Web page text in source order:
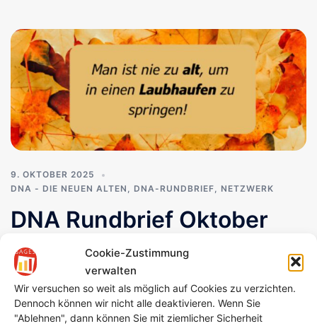
Cookie-Zustimmung
verwalten
Wir versuchen so weit als möglich auf Cookies zu verzichten.
Dennoch können wir nicht alle deaktivieren. Wenn Sie
"Ablehnen", dann können Sie mit ziemlicher Sicherheit
9. OKTOBER 2025
DNA - DIE NEUEN ALTEN
DNA-RUNDBRIEF NETZWERK
DNA Rundbrief Oktober
2025: Lasst uns reisen –
zu unserem emotionalen
Erbe